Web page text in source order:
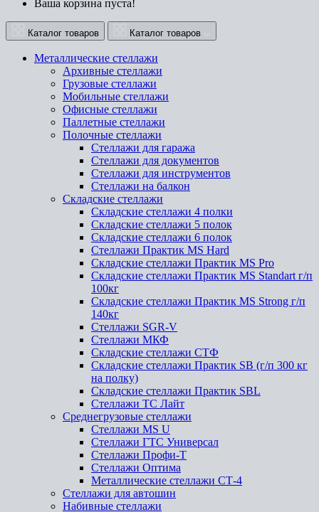
Ваша корзина пуста!
Каталог товаров Каталог товаров
Металлические стеллажи
Архивные стеллажи
Грузовые стеллажи
Мобильные стеллажи
Офисные стеллажи
Паллетные стеллажи
Полочные стеллажи
Стеллажи для гаража
Стеллажи для документов
Стеллажи для инструментов
Стеллажи на балкон
Складские стеллажи
Складские стеллажи 4 полки
Складские стеллажи 5 полок
Складские стеллажи 6 полок
Стеллажи Практик MS Hard
Складские стеллажи Практик MS Pro
Складские стеллажи Практик MS Standart г/п
100кг
Складские стеллажи Практик MS Strong г/п
140кг
Стеллажи SGR-V
Стеллажи МКФ
Складские стеллажи СТФ
Складские стеллажи Практик SB (г/п 300 кг
на полку)
Складские стеллажи Практик SBL
Стеллажи ТС Лайт
Среднегрузовые стеллажи
Стеллажи MS U
Стеллажи ГТС Универсал
Стеллажи Профи-Т
Стеллажи Оптима
Металлические стеллажи СТ-4
Стеллажи для автошин
Набивные стеллажи